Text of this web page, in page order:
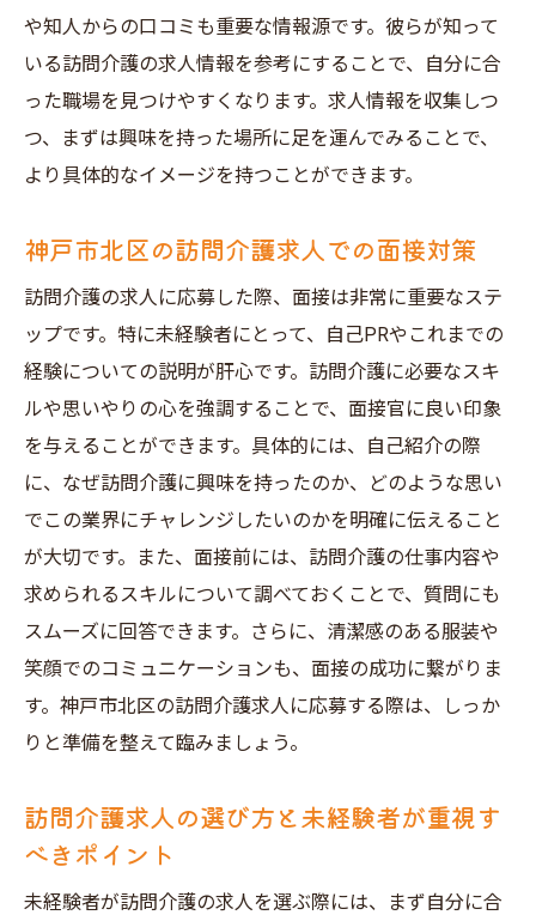
や知人からの口コミも重要な情報源です。彼らが知って
いる訪問介護の求人情報を参考にすることで、自分に合
った職場を見つけやすくなります。求人情報を収集しつ
つ、まずは興味を持った場所に足を運んでみることで、
より具体的なイメージを持つことができます。
神戸市北区の訪問介護求人での面接対策
訪問介護の求人に応募した際、面接は非常に重要なステ
ップです。特に未経験者にとって、自己PRやこれまでの
経験についての説明が肝心です。訪問介護に必要なスキ
ルや思いやりの心を強調することで、面接官に良い印象
を与えることができます。具体的には、自己紹介の際
に、なぜ訪問介護に興味を持ったのか、どのような思い
でこの業界にチャレンジしたいのかを明確に伝えること
が大切です。また、面接前には、訪問介護の仕事内容や
求められるスキルについて調べておくことで、質問にも
スムーズに回答できます。さらに、清潔感のある服装や
笑顔でのコミュニケーションも、面接の成功に繋がりま
す。神戸市北区の訪問介護求人に応募する際は、しっか
りと準備を整えて臨みましょう。
訪問介護求人の選び方と未経験者が重視す
べきポイント
未経験者が訪問介護の求人を選ぶ際には、まず自分に合